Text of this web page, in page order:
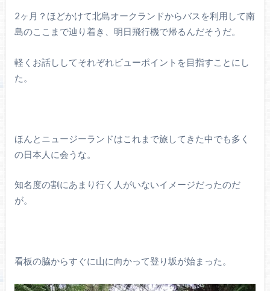
2ヶ月？ほどかけて北島オークランドからバスを利用して南
島のここまで辿り着き、明日飛行機で帰るんだそうだ。
軽くお話ししてそれぞれビューポイントを目指すことにし
た。
ほんとニュージーランドはこれまで旅してきた中でも多く
の日本人に会うな。
知名度の割にあまり行く人がいないイメージだったのだ
が。
看板の脇からすぐに山に向かって登り坂が始まった。